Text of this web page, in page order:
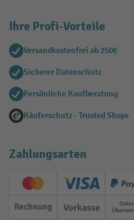
Ihre Profi-Vorteile
Versandkostenfrei ab 250€
Sicherer Datenschutz
Persönliche Kaufberatung
Käuferschutz - Trusted Shops
Zahlungsarten
Creditcard (Master)
Creditcard
Rechnung Vorkasse